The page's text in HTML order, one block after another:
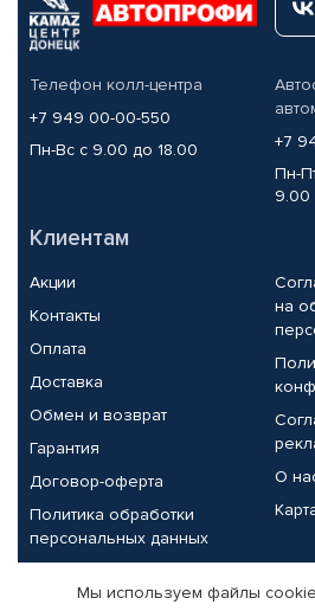
Телефон колл-центра
+7 949 00-00-550
Пн-Вс с 9.00 до 18.00
+7
Пн-
9.00
Клиентам
Акции
Контакты
Оплата
Доставка
Обмен и возврат
Гарантия
Договор-оферта
Политика обработки
персональных данных
на
О
Партнерам
Мы используем файлы